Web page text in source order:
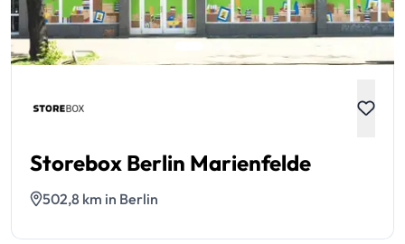
Storebox Berlin Marienfelde
502,8 km in Berlin